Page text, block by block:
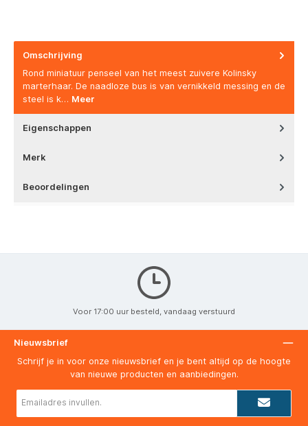
Omschrijving
Rond miniatuur penseel van het meest zuivere Kolinsky
marterhaar. De naadloze bus is van vernikkeld messing en de
steel is k… Meer
Eigenschappen
Merk
Beoordelingen
Voor 17:00 uur besteld, vandaag verstuurd
Nieuwsbrief
Schrijf je in voor onze nieuwsbrief en je bent altijd op de hoogte
van nieuwe producten en aanbiedingen.